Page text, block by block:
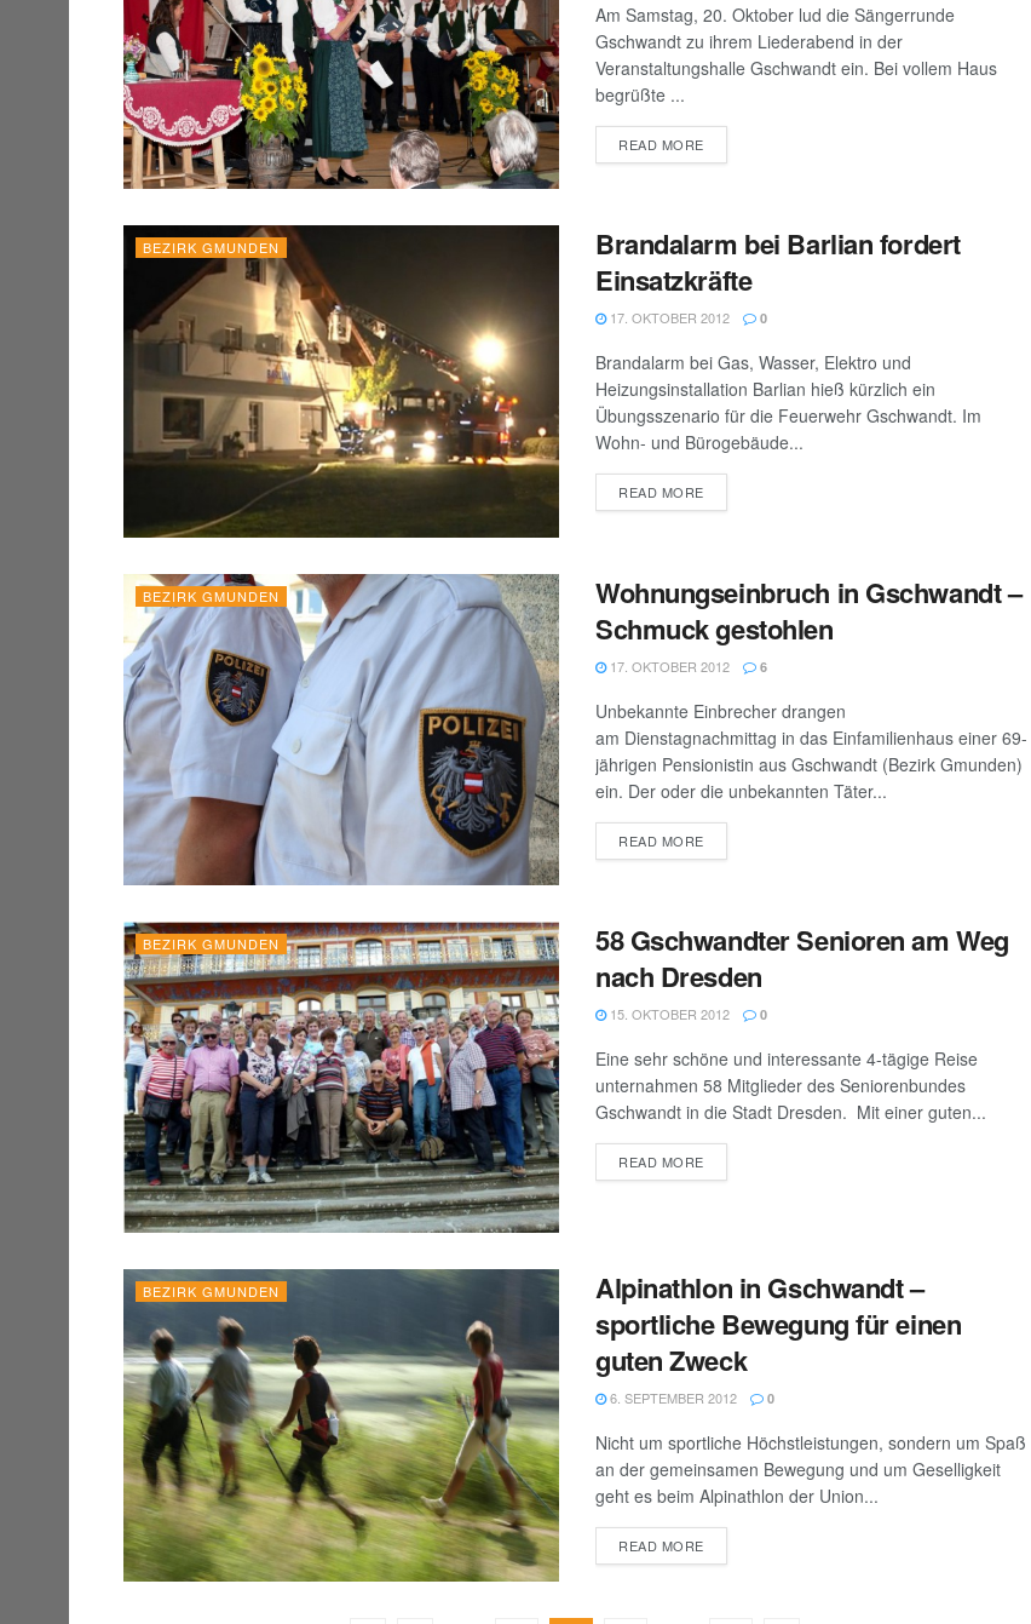
Am Samstag, 20. Oktober lud die Sängerrunde
Gschwandt zu ihrem Liederabend in der
Veranstaltungshalle Gschwandt ein. Bei vollem Haus
begrüßte ...
READ MOREDETAILS
BEZIRK GMUNDEN
Brandalarm bei Barlian fordert
Einsatzkräfte
17. OKTOBER 2012 0
Brandalarm bei Gas, Wasser, Elektro und
Heizungsinstallation Barlian hieß kürzlich ein
Übungsszenario für die Feuerwehr Gschwandt. Im
Wohn- und Bürogebäude...
READ MOREDETAILS
BEZIRK GMUNDEN
Wohnungseinbruch in Gschwandt –
Schmuck gestohlen
17. OKTOBER 2012 6
Unbekannte Einbrecher drangen
am Dienstagnachmittag in das Einfamilienhaus einer 69-
jährigen Pensionistin aus Gschwandt (Bezirk Gmunden)
ein. Der oder die unbekannten Täter...
READ MOREDETAILS
BEZIRK GMUNDEN
58 Gschwandter Senioren am Weg
nach Dresden
15. OKTOBER 2012 0
Eine sehr schöne und interessante 4-tägige Reise
unternahmen 58 Mitglieder des Seniorenbundes
Gschwandt in die Stadt Dresden. Mit einer guten...
READ MOREDETAILS
BEZIRK GMUNDEN
Alpinathlon in Gschwandt –
sportliche Bewegung für einen
guten Zweck
6. SEPTEMBER 2012 0
Nicht um sportliche Höchstleistungen, sondern um Spaß
an der gemeinsamen Bewegung und um Geselligkeit
geht es beim Alpinathlon der Union...
READ MOREDETAILS